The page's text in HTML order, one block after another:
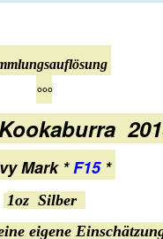
°°°
Mark *F15 *
1oz Silber
eigene